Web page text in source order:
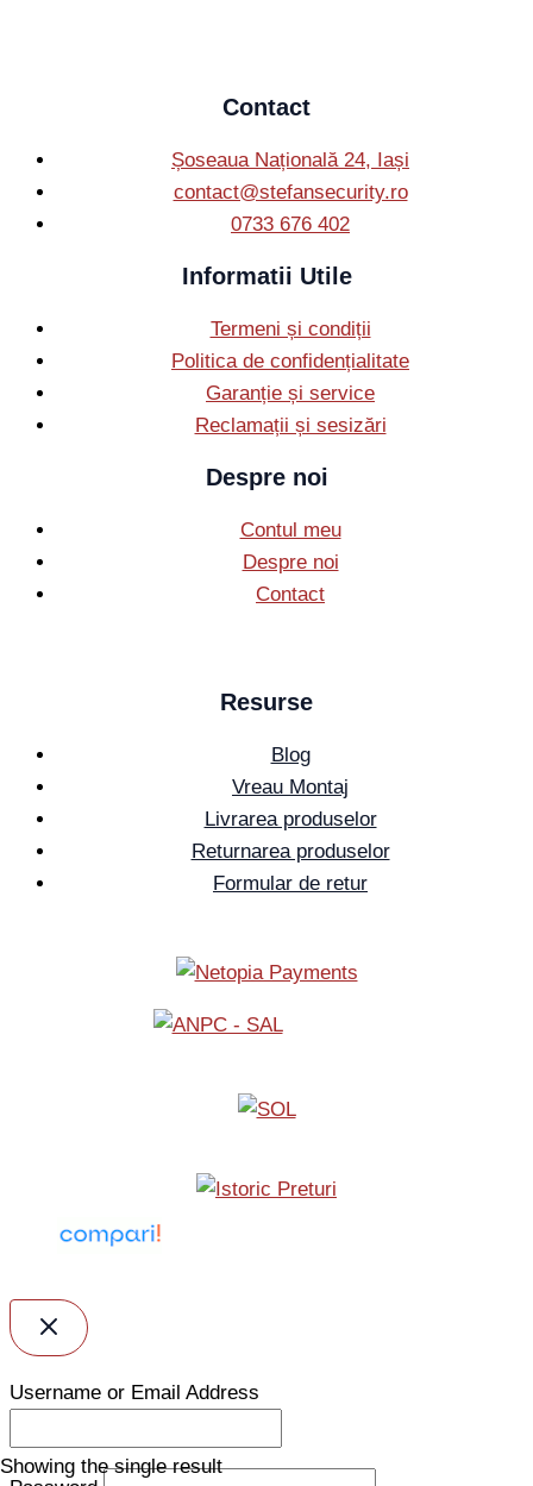
Showing the single result
Contact
Șoseaua Națională 24, Iași
contact@stefansecurity.ro
0733 676 402
Informatii Utile
Termeni și condiții
Politica de confidențialitate
Garanție și service
Reclamații și sesizări
Despre noi
Contul meu
Despre noi
Contact
Resurse
Blog
Vreau Montaj
Livrarea produselor
Returnarea produselor
Formular de retur
Username or Email Address